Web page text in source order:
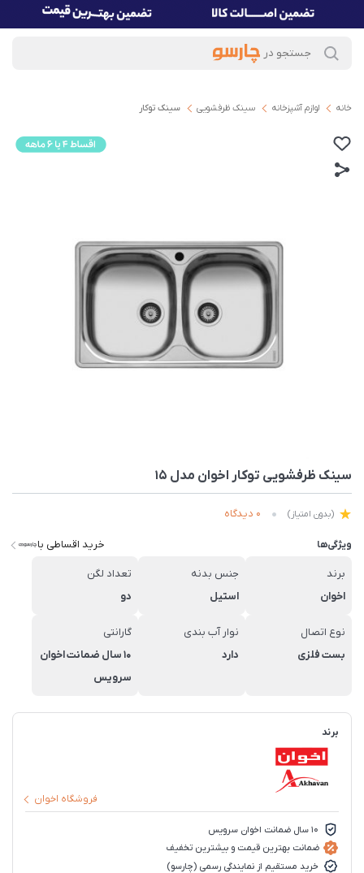
خانه لوازم آشپزخانه سینک ظرفشویی سینک توکار
سینک ظرفشویی توکار اخوان مدل 15
(بدون امتیاز) 0 دیدگاه
ویژگی‌ها خرید اقساطی با
برند
اخوان
جنس بدنه
استیل
تعداد لگن
دو
نوع اتصال
بست فلزی
نوار آب بندی
دارد
گارانتی
10 سال ضمانت اخوان
سرویس
برند
فروشگاه اخوان
10 سال ضمانت اخوان سرویس
ضمانت بهترین قیمت و بیشترین تخفیف
خرید مستقیم از نمایندگی رسمی (چارسو)